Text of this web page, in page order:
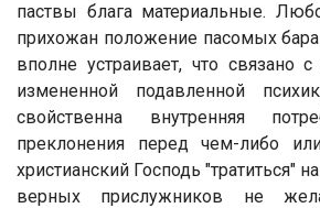
паствы блага материальные.
прихожан положение пасомых
вполне устраивает, что связано
измененной подавленной
свойственна внутренняя
преклонения перед чем-либо
христианский Господь "тратиться"
верных прислужников не